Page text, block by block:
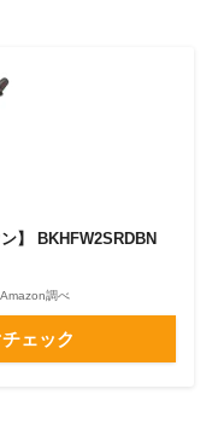
】 BKHFW2SRDBN
調べ
ェック